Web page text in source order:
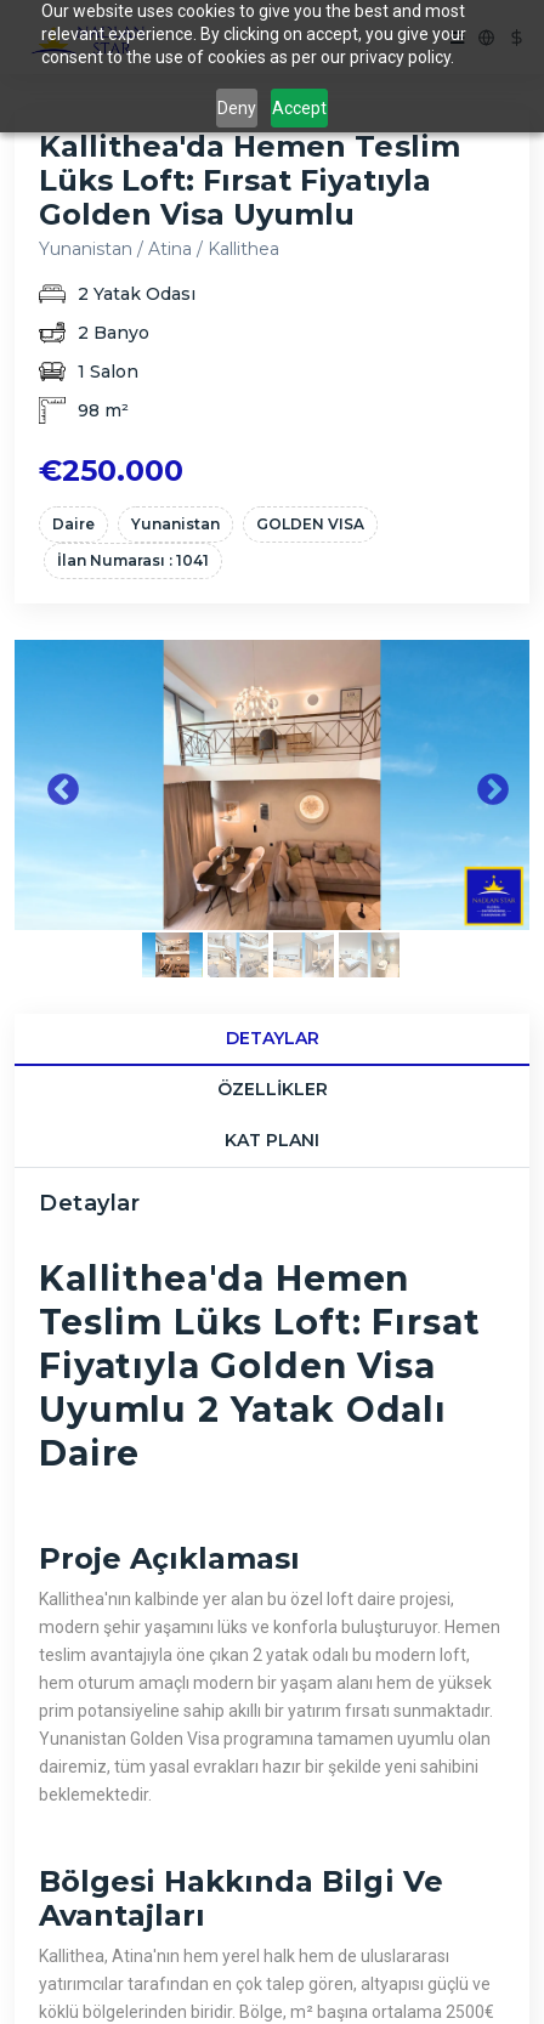
Our website uses cookies to give you the best and most
relevant experience. By clicking on accept, you give your
consent to the use of cookies as per our privacy policy.
Deny Accept
Kallithea'da Hemen Teslim
Lüks Loft: Fırsat Fiyatıyla
Golden Visa Uyumlu
Yunanistan / Atina / Kallithea
2 Yatak Odası
2 Banyo
1 Salon
98 m²
€250.000
Daire Yunanistan
GOLDEN VISA
İlan Numarası : 1041
DETAYLAR
ÖZELLIKLER
KAT PLANI
Detaylar
Kallithea'da Hemen
Teslim Lüks Loft: Fırsat
Fiyatıyla Golden Visa
Uyumlu 2 Yatak Odalı
Daire
Proje Açıklaması
Kallithea'nın kalbinde yer alan bu özel loft daire projesi,
modern şehir yaşamını lüks ve konforla buluşturuyor. Hemen
teslim avantajıyla öne çıkan 2 yatak odalı bu modern loft,
hem oturum amaçlı modern bir yaşam alanı hem de yüksek
prim potansiyeline sahip akıllı bir yatırım fırsatı sunmaktadır.
Yunanistan Golden Visa programına tamamen uyumlu olan
dairemiz, tüm yasal evrakları hazır bir şekilde yeni sahibini
beklemektedir.
Bölgesi Hakkında Bilgi Ve
Avantajları
Kallithea, Atina'nın hem yerel halk hem de uluslararası
yatırımcılar tarafından en çok talep gören, altyapısı güçlü ve
köklü bölgelerinden biridir. Bölge, m² başına ortalama 2500€